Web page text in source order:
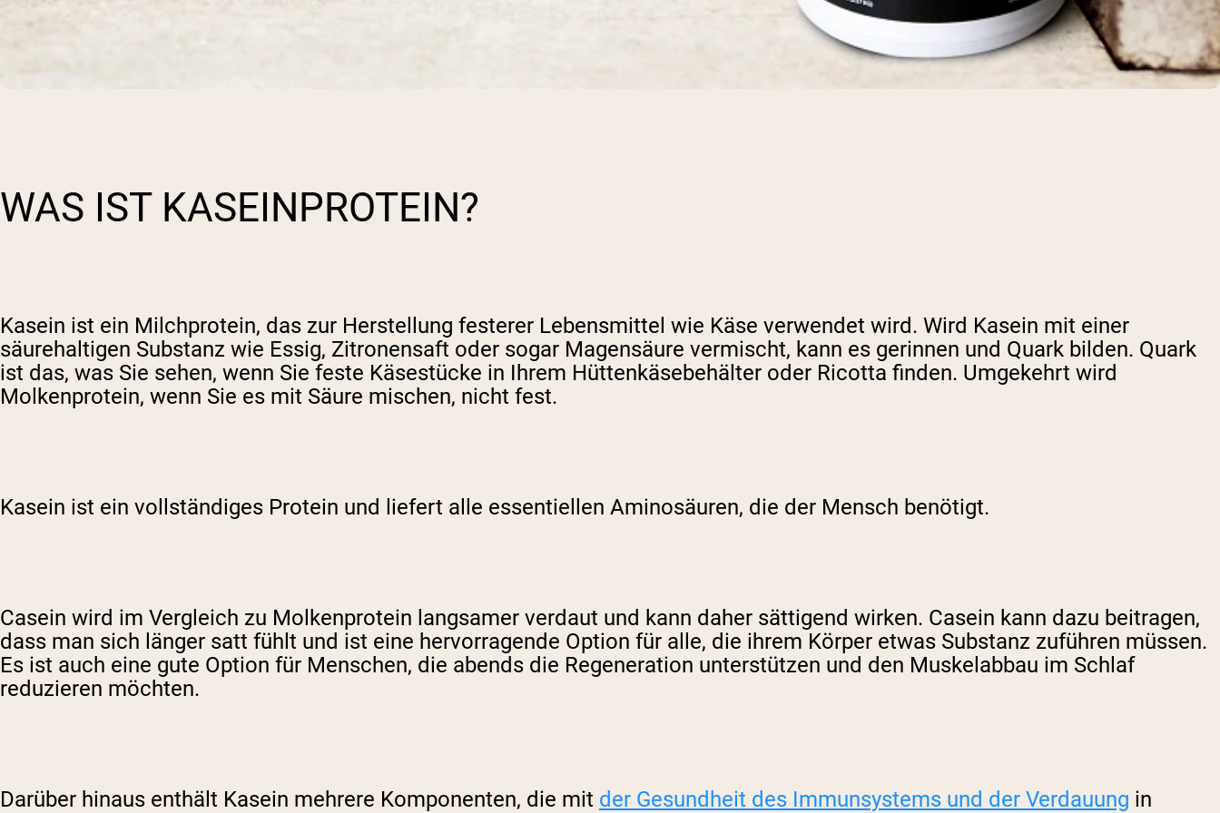
WAS IST KASEINPROTEIN?
Kasein ist ein Milchprotein, das zur Herstellung festerer Lebensmittel wie Käse verwendet wird. Wird Kasein mit einer
säurehaltigen Substanz wie Essig, Zitronensaft oder sogar Magensäure vermischt, kann es gerinnen und Quark bilden. Quark
ist das, was Sie sehen, wenn Sie feste Käsestücke in Ihrem Hüttenkäsebehälter oder Ricotta finden. Umgekehrt wird
Molkenprotein, wenn Sie es mit Säure mischen, nicht fest.
Kasein ist ein vollständiges Protein und liefert alle essentiellen Aminosäuren, die der Mensch benötigt.
Casein wird im Vergleich zu Molkenprotein langsamer verdaut und kann daher sättigend wirken. Casein kann dazu beitragen,
dass man sich länger satt fühlt und ist eine hervorragende Option für alle, die ihrem Körper etwas Substanz zuführen müssen.
Es ist auch eine gute Option für Menschen, die abends die Regeneration unterstützen und den Muskelabbau im Schlaf
reduzieren möchten.
Darüber hinaus enthält Kasein mehrere Komponenten, die mit der Gesundheit des Immunsystems und der Verdauung in